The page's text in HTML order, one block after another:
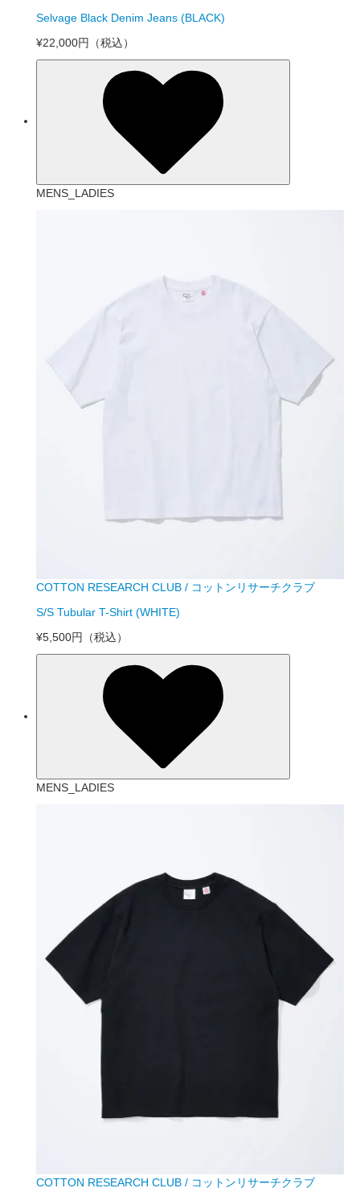
Selvage Black Denim Jeans (BLACK)
¥22,000円 （税込）
MENS_LADIES
COTTON RESEARCH CLUB / コットンリサーチクラブ
S/S Tubular T-Shirt (WHITE)
¥5,500円
（税込）
MENS_LADIES
COTTON RESEARCH CLUB / コットンリサーチクラブ